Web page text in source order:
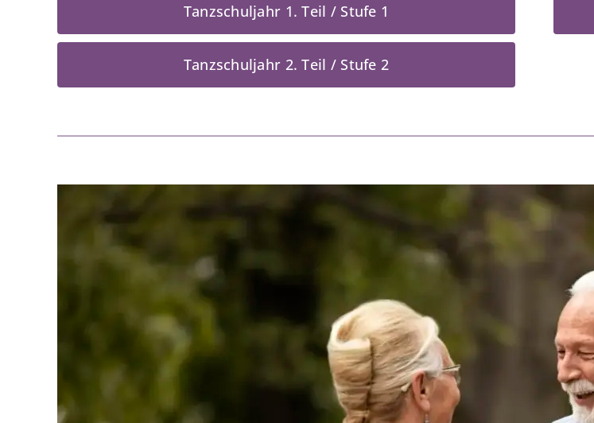
Tanzschuljahr 1. Teil / Stufe 1
Tanzschuljahr 2. Teil / Stufe 2